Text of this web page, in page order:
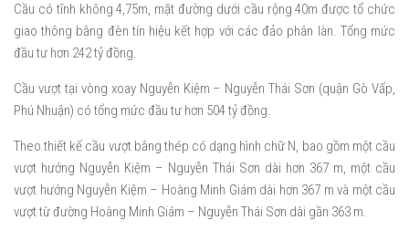
Cầu có tĩnh không 4,75m, mặt đường dưới cầu rộng 40m được tổ chức
giao thông bằng đèn tín hiệu kết hợp với các đảo phân làn. Tổng mức
đầu tư hơn 242 tỷ đồng.
Cầu vượt tại vòng xoay Nguyễn Kiệm – Nguyễn Thái Sơn (quận Gò Vấp,
Phú Nhuận) có tổng mức đầu tư hơn 504 tỷ đồng.
Theo thiết kế cầu vượt bằng thép có dạng hình chữ N, bao gồm một cầu
vượt hướng Nguyễn Kiệm – Nguyễn Thái Sơn dài hơn 367 m, một cầu
vượt hướng Nguyễn Kiệm – Hoàng Minh Giám dài hơn 367 m và một cầu
vượt từ đường Hoàng Minh Giám – Nguyễn Thái Sơn dài gần 363 m.